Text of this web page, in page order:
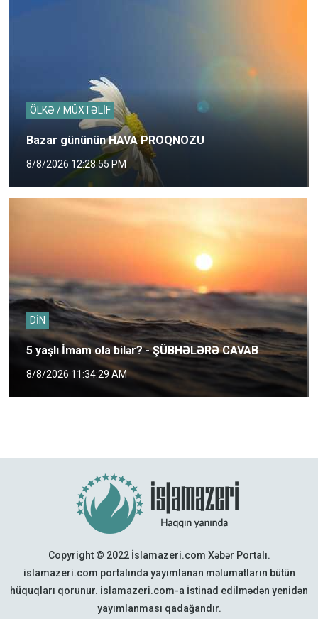
ÖLKƏ / MÜXTƏLİF
Bazar gününün HAVA PROQNOZU
8/8/2026 12:28:55 PM
DİN
5 yaşlı İmam ola bilər? - ŞÜBHƏLƏRƏ CAVAB
8/8/2026 11:34:29 AM
Copyright © 2022 İslamazeri.com Xəbər Portalı.
islamazeri.com portalında yayımlanan məlumatların bütün
hüquqları qorunur. islamazeri.com-a İstinad edilmədən yenidən
yayımlanması qadağandır.